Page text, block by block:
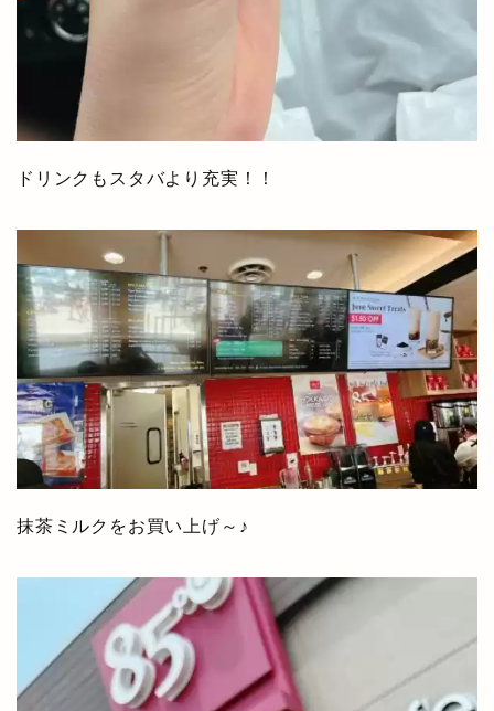
ドリンクもスタバより充実！！
抹茶ミルクをお買い上げ～♪